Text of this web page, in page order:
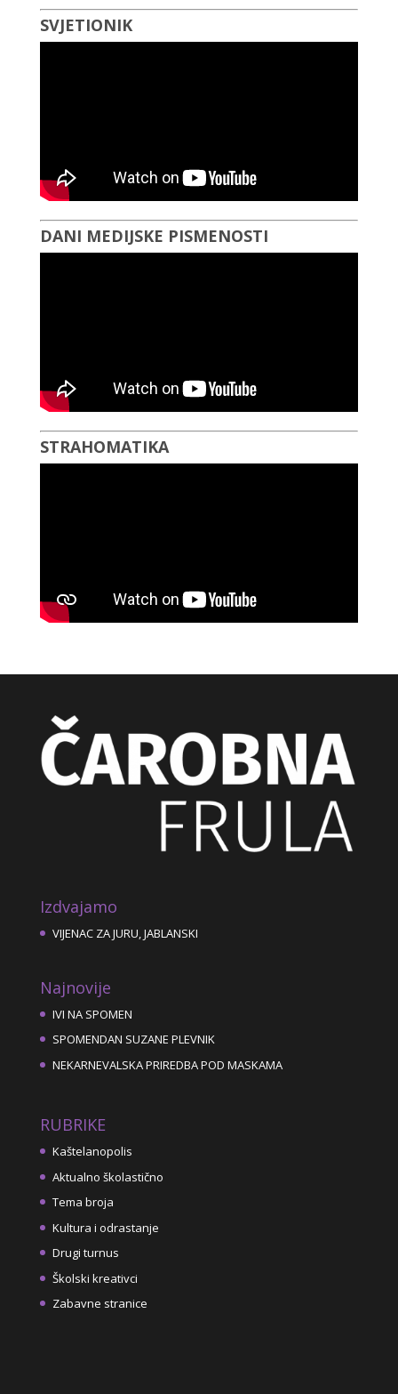
SVJETIONIK
DANI MEDIJSKE PISMENOSTI
STRAHOMATIKA
Izdvajamo
VIJENAC ZA JURU, JABLANSKI
Najnovije
IVI NA SPOMEN
SPOMENDAN SUZANE PLEVNIK
NEKARNEVALSKA PRIREDBA POD MASKAMA
RUBRIKE
Kaštelanopolis
Aktualno školastično
Tema broja
Kultura i odrastanje
Drugi turnus
Školski kreativci
Zabavne stranice